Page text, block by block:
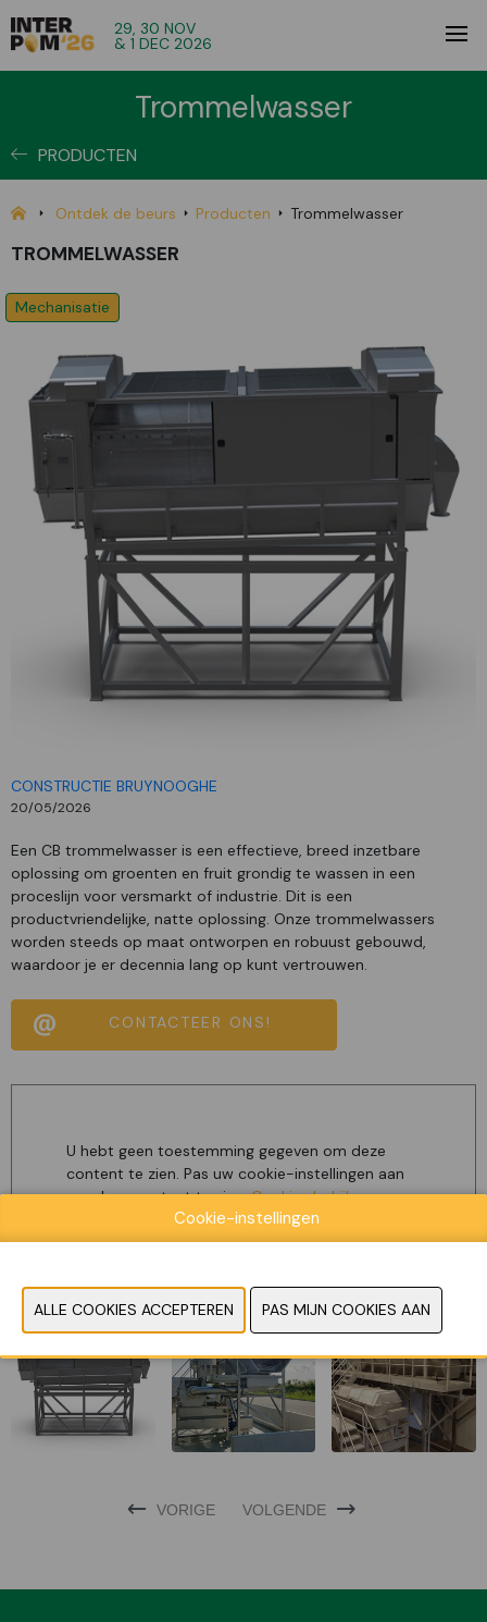
29, 30 NOV
& 1 DEC 2026
Trommelwasser
PRODUCTEN
Ontdek de beurs Producten Trommelwasser
TROMMELWASSER
Mechanisatie
CONSTRUCTIE BRUYNOOGHE
20/05/2026
Een CB trommelwasser is een effectieve, breed inzetbare
oplossing om groenten en fruit grondig te wassen in een
proceslijn voor versmarkt of industrie. Dit is een
productvriendelijke, natte oplossing. Onze trommelwassers
worden steeds op maat ontworpen en robuust gebouwd,
waardoor je er decennia lang op kunt vertrouwen.
CONTACTEER ONS!
U hebt geen toestemming gegeven om deze
content te zien. Pas uw cookie-instellingen aan
om deze content te zien.Cookies bekijken
VORIGE VOLGENDE
Cookie-instellingen